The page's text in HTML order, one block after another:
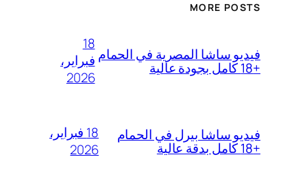
MORE POSTS
فيديو ساشا المصرية في الحمام
+18 كامل بجودة عالية
18
فبراير،
2026
فيديو ساشا بيرل في الحمام
+18 كامل بدقة عالية
18 فبراير،
2026